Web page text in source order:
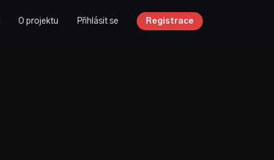
O projektu Přihlásit se Registrace